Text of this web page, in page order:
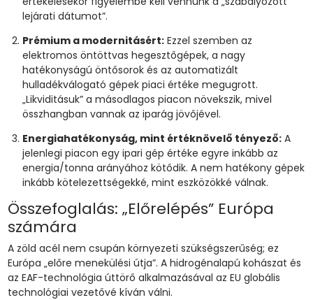
lejárati dátumot”.
Prémium a modernitásért:Ezzel szemben az
elektromos öntöttvas hegesztőgépek, a nagy
hatékonyságú öntősorok és az automatizált
hulladékválogató gépek piaci értéke megugrott.
„Likviditásuk” a másodlagos piacon növekszik, mivel
összhangban vannak az iparág jövőjével.
Energiahatékonyság, mint értéknövelő tényező:A
jelenlegi piacon egy ipari gép értéke egyre inkább az
energia/tonna arányához kötődik. A nem hatékony gépek
inkább kötelezettségekké, mint eszközökké válnak.
Összefoglalás: „Előrelépés” Európa
számára
A zöld acél nem csupán környezeti szükségszerűség; ez
Európa „előre menekülési útja”. A hidrogénalapú kohászat és
az EAF-technológia úttörő alkalmazásával az EU globális
technológiai vezetővé kíván válni.